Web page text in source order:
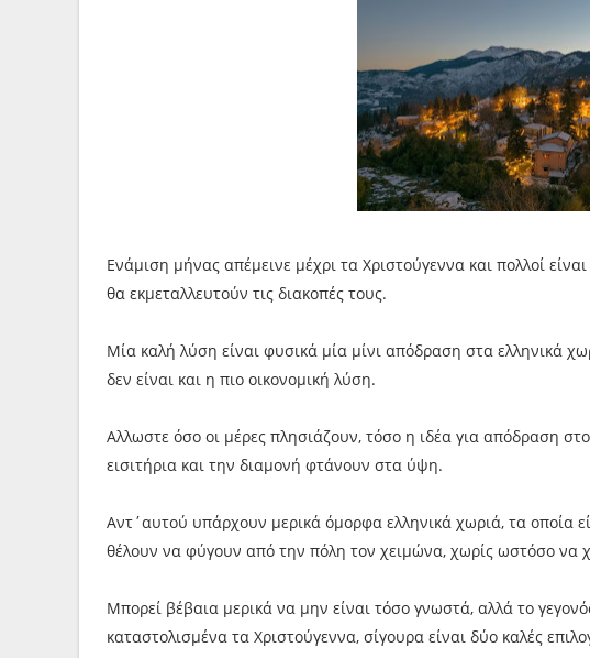
Ενάμιση μήνας απέμεινε μέχρι τα Χριστούγεννα και πολλοί
θα εκμεταλλευτούν τις διακοπές τους.
Μία καλή λύση είναι φυσικά μία μίνι απόδραση στα ελληνικά
δεν είναι και η πιο οικονομική λύση.
Αλλωστε όσο οι μέρες πλησιάζουν, τόσο η ιδέα για απόδραση
εισιτήρια και την διαμονή φτάνουν στα ύψη.
Αντ΄αυτού υπάρχουν μερικά όμορφα ελληνικά χωριά, τα οποία
θέλουν να φύγουν από την πόλη τον χειμώνα, χωρίς ωστόσο να
Μπορεί βέβαια μερικά να μην είναι τόσο γνωστά, αλλά το
καταστολισμένα τα Χριστούγεννα, σίγουρα είναι δύο καλές